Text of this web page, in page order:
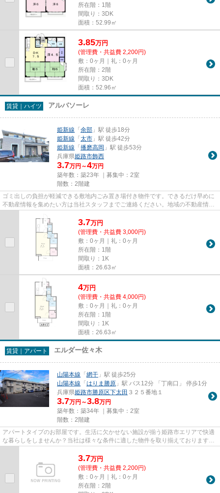
所在階：1階
間取り：3DK
面積：52.99㎡
3.85万円
(管理費・共益費 2,200円)
敷：0ヶ月｜礼：0ヶ月
所在階：2階
間取り：3DK
面積：52.96㎡
賃貸｜ハイツ アルバソーレ
姫新線 「余部 」駅 徒歩18分
姫新線 「太市 」駅 徒歩42分
姫新線 「播磨高岡 」駅 徒歩53分
兵庫県姫路市飾西
3.7万円～4万円
築年数：築23年 ｜募集中： 2室
階数：2階建
ゴミ出しの負担が軽減できる敷地内ごみ置き場付き物件です。できるだけ早めに
不動産情報を集めたい方は当社スタッフまでご連絡ください。地域の不動産情報
をいち早くお届けします。
3.7万円
(管理費・共益費 3,000円)
敷：0ヶ月｜礼：0ヶ月
所在階：1階
間取り：1K
面積：26.63㎡
4万円
(管理費・共益費 4,000円)
敷：0ヶ月｜礼：0ヶ月
所在階：1階
間取り：1K
面積：26.63㎡
賃貸｜アパート エルダー佐々木
山陽本線 「網干 」駅 徒歩25分
山陽本線 「はりま勝原 」駅 バス12分 「丁南口」 停歩1分
兵庫県姫路市勝原区下太田 ３２５番地１
3.7万円～3.8万円
築年数：築34年 ｜募集中： 2室
階数：2階建
アパートタイプのお部屋です。生活に欠かせない施設が揃う姫路市エリアで快適
な暮らしをしませんか？当社は様々な条件に適した物件を取り揃えておりますの
で、ぜひお気軽にお問い合わ...
3.7万円
(管理費・共益費 2,200円)
敷：0ヶ月｜礼：0ヶ月
所在階：2階